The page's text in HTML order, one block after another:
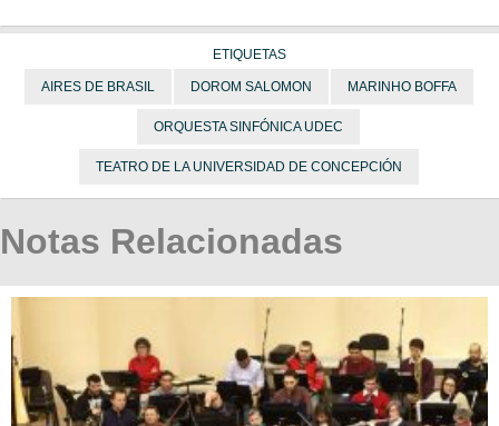
ETIQUETAS
AIRES DE BRASIL DOROM SALOMON MARINHO BOFFA
ORQUESTA SINFÓNICA UDEC
TEATRO DE LA UNIVERSIDAD DE CONCEPCIÓN
Notas Relacionadas